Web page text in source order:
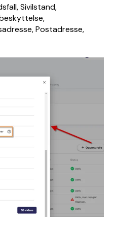
Sivilstand,
Postadresse,